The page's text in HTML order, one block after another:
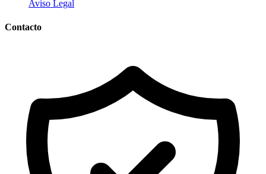
Aviso Legal
Contacto